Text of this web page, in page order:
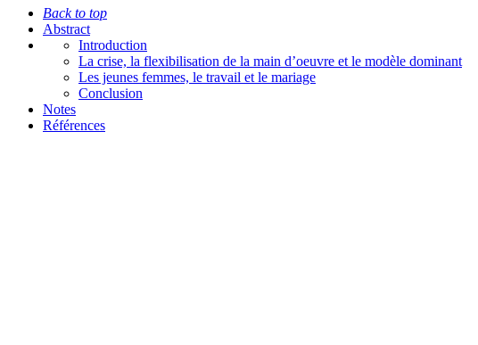
Back to top
Abstract
Introduction
La crise, la flexibilisation de la main d’oeuvre et le modèle dominant
Les jeunes femmes, le travail et le mariage
Conclusion
Notes
Références